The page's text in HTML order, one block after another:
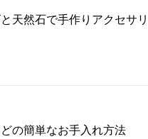
天然石で手作りアクセサリ
の簡単なお手入れ方法